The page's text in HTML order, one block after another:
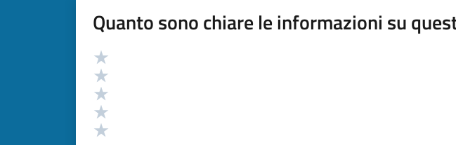
Quanto sono chiare le informazioni su
Valutazione